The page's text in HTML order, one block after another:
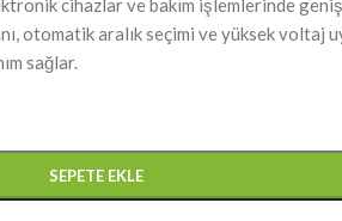
cihazlar ve bakım işlemlerinde geniş
otomatik aralık seçimi ve yüksek voltaj
sağlar.
SEPETE EKLE